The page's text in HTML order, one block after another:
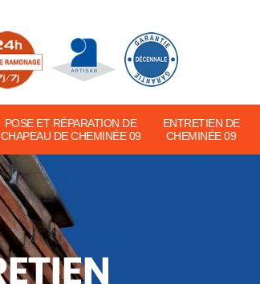
POSE ET RÉPARATION DE
CHAPEAU DE CHEMINÉE 09
ENTRETIEN DE
CHEMINÉE 09